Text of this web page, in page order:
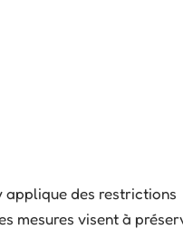
applique des restrictions
mesures visent à